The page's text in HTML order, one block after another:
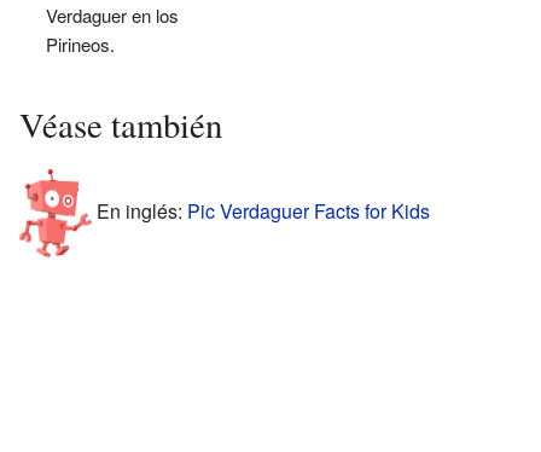
Verdaguer en los
Pirineos.
Véase también
En inglés: Pic Verdaguer Facts for Kids